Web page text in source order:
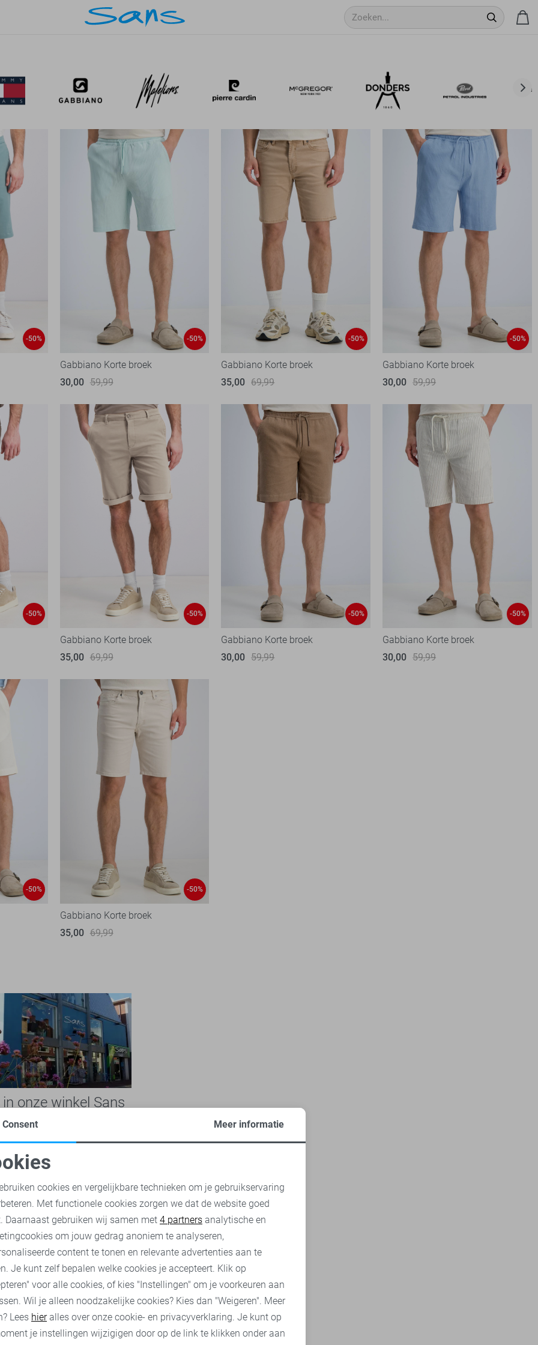
-50% -50%
Gabbiano Korte broek
30,00 59,99
-50%
Gabbiano Korte broek
35,00 69,99
-50%
Gabbiano Korte broek
30,00 59,99
-50% -50%
Gabbiano Korte broek
35,00 69,99
-50%
Gabbiano Korte broek
30,00 59,99
-50%
Gabbiano Korte broek
30,00 59,99
-50% -50%
Gabbiano Korte broek
35,00 69,99
in onze winkel Sans
online-shopper, maar
bij onze fysieke winkel in
Ben je wel heel
snel verder...
cookies
cookies Marketing cookies
Consent Meer informatie
cookies en vergelijkbare technieken om je gebruikservaring
Met functionele cookies zorgen we dat de website goed
Daarnaast gebruiken wij samen met 4 partners analytische en
om jouw gedrag anoniem te analyseren,
content te tonen en relevante advertenties aan te
Je kunt zelf bepalen welke cookies je accepteert. Klik op
voor alle cookies, of kies "Instellingen" om je voorkeuren aan
Wil je alleen noodzakelijke cookies? Kies dan "Weigeren". Meer
Lees hieralles over onze cookie- en privacyverklaring. Je kunt op
je instellingen wijzigigen door op de link te klikken onder aan